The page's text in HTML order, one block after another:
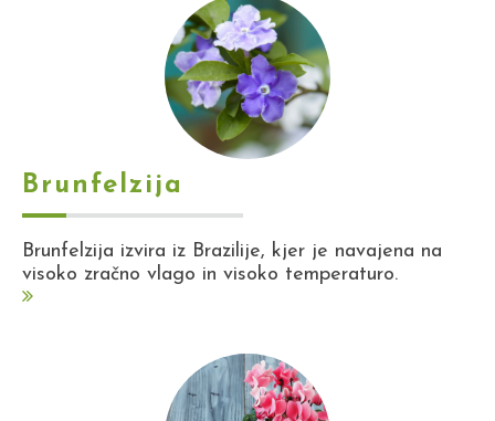
Brunfelzija
Brunfelzija izvira iz Brazilije, kjer je navajena na
visoko zračno vlago in visoko temperaturo.